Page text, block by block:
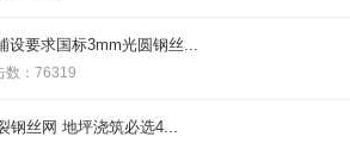
设要求国标3mm光圆钢丝...
数：76319
钢丝网 地坪浇筑必选4...